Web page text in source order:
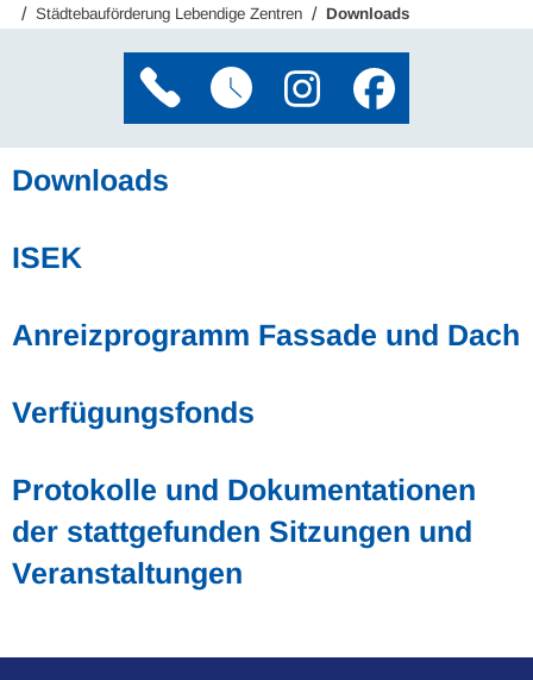
Städtebauförderung Lebendige Zentren Downloads
Downloads
ISEK
Anreizprogramm Fassade und Dach
Verfügungsfonds
Protokolle und Dokumentationen
der stattgefunden Sitzungen und
Veranstaltungen